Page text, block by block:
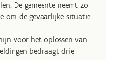
De gemeente neemt zo
om de gevaarlijke situatie
voor het oplossen van
bedraagt drie